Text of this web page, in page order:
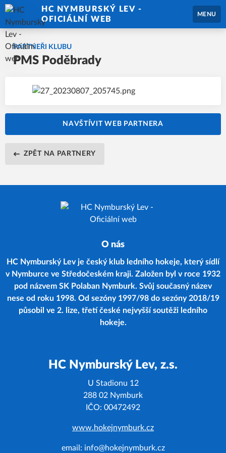
HC NYMBURSKÝ LEV -
OFICIÁLNÍ WEB
MENU
PARTNEŘI KLUBU
PMS Poděbrady
NAVŠTÍVIT WEB PARTNERA
ZPĚT NA PARTNERY
O nás
HC Nymburský Lev je český klub ledního hokeje, který sídlí
v Nymburce ve Středočeském kraji. Založen byl v roce 1932
pod názvem SK Polaban Nymburk. Svůj současný název
nese od roku 1998. Od sezóny 1997/98 do sezóny 2018/19
působil ve 2. lize, třetí české nejvyšší soutěži ledního
hokeje.
HC Nymburský Lev, z.s.
U Stadionu 12
288 02 Nymburk
IČO: 00472492
www.hokejnymburk.cz
email: info@hokejnymburk.cz